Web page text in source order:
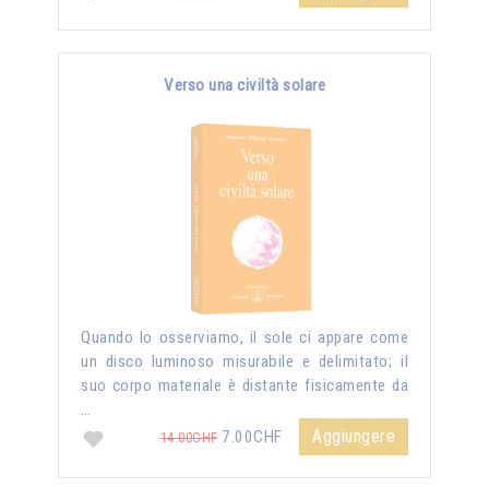
Verso una civiltà solare
Quando lo osserviamo, il sole ci appare come
un disco luminoso misurabile e delimitato; il
suo corpo materiale è distante fisicamente da
…
14.00CHF7.00CHF Aggiungere